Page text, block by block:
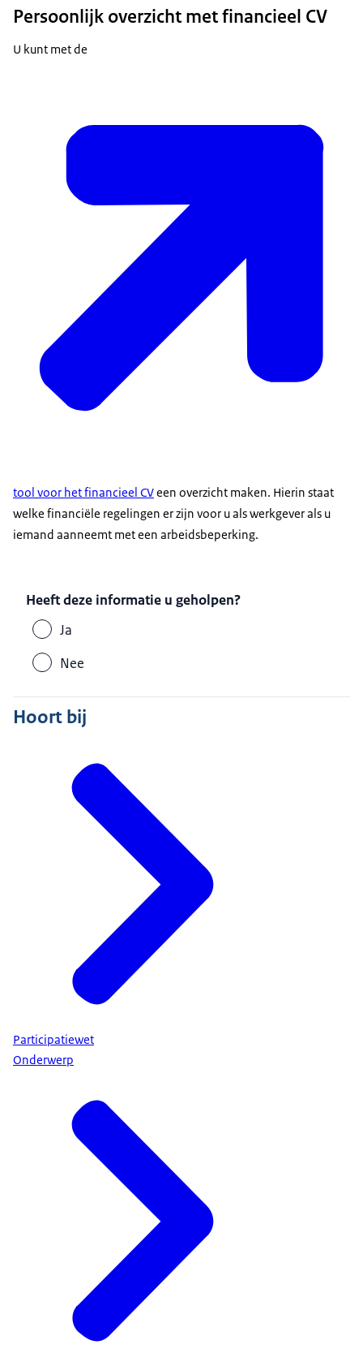
Persoonlijk overzicht met financieel CV
U kunt met de
tool voor het financieel CVeen overzicht maken. Hierin staat
welke financiële regelingen er zijn voor u als werkgever als u
iemand aanneemt met een arbeidsbeperking.
Heeft deze informatie u geholpen?
Ja
Nee
Hoort bij
Participatiewet
Onderwerp